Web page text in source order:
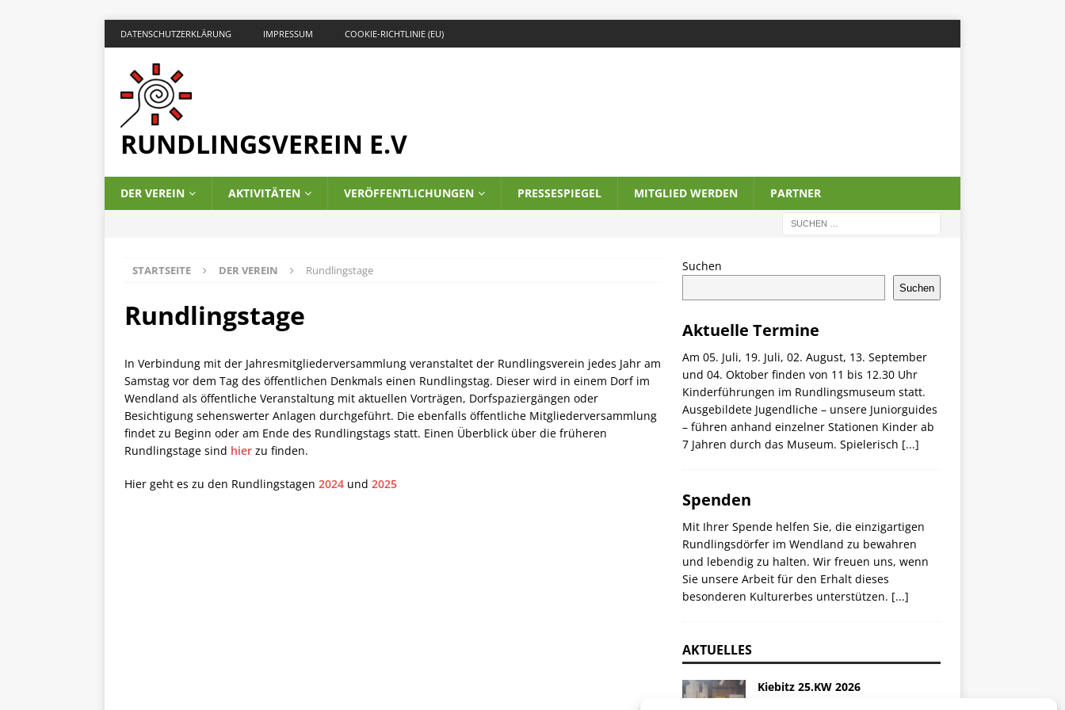
DATENSCHUTZERKLÄRUNG IMPRESSUM COOKIE-RICHTLINIE (EU)
RUNDLINGSVEREIN E.V
DER VEREIN AKTIVITÄTEN VERÖFFENTLICHUNGEN PRESSESPIEGEL MITGLIED WERDEN PARTNER
STARTSEITE DER VEREIN Rundlingstage
Rundlingstage
In Verbindung mit der Jahresmitgliederversammlung veranstaltet der Rundlingsverein jedes Jahr am
Samstag vor dem Tag des öffentlichen Denkmals einen Rundlingstag. Dieser wird in einem Dorf im
Wendland als öffentliche Veranstaltung mit aktuellen Vorträgen, Dorfspaziergängen oder
Besichtigung sehenswerter Anlagen durchgeführt. Die ebenfalls öffentliche Mitgliederversammlung
findet zu Beginn oder am Ende des Rundlingstags statt. Einen Überblick über die früheren
Rundlingstage sind hier zu finden.
Hier geht es zu den Rundlingstagen 2024 und 2025
Suchen
Suchen
Aktuelle Termine
Am 05. Juli, 19. Juli, 02. August, 13. September
und 04. Oktober finden von 11 bis 12.30 Uhr
Kinderführungen im Rundlingsmuseum statt.
Ausgebildete Jugendliche – unsere Juniorguides
– führen anhand einzelner Stationen Kinder ab
7 Jahren durch das Museum. Spielerisch [...]
Spenden
Mit Ihrer Spende helfen Sie, die einzigartigen
Rundlingsdörfer im Wendland zu bewahren
und lebendig zu halten. Wir freuen uns, wenn
Sie unsere Arbeit für den Erhalt dieses
besonderen Kulturerbes unterstützen. [...]
AKTUELLES
Kiebitz 25.KW 2026